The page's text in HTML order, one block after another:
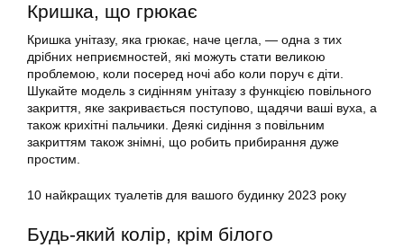
Кришка, що грюкає
Кришка унітазу, яка грюкає, наче цегла, — одна з тих
дрібних неприємностей, які можуть стати великою
проблемою, коли посеред ночі або коли поруч є діти.
Шукайте модель з сидінням унітазу з функцією повільного
закриття, яке закривається поступово, щадячи ваші вуха, а
також крихітні пальчики. Деякі сидіння з повільним
закриттям також знімні, що робить прибирання дуже
простим.
10 найкращих туалетів для вашого будинку 2023 року
Будь-який колір, крім білого